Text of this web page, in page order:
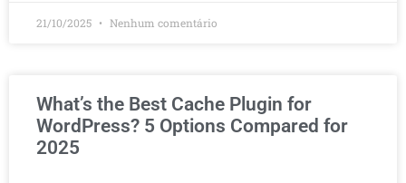
21/10/2025 Nenhum comentário
What’s the Best Cache Plugin for
WordPress? 5 Options Compared for
2025